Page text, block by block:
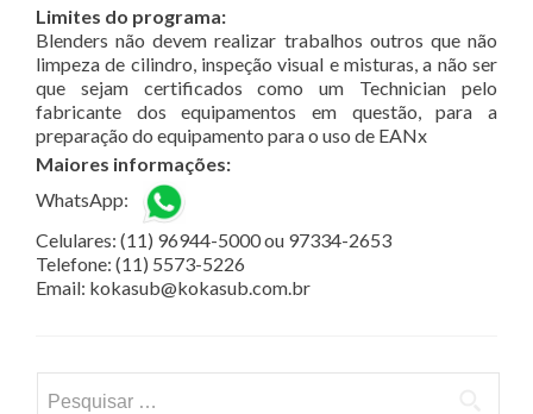
Limites do programa:
Blenders não devem realizar trabalhos outros que não
limpeza de cilindro, inspeção visual e misturas, a não ser
que sejam certificados como um Technician pelo
fabricante dos equipamentos em questão, para a
preparação do equipamento para o uso de EANx
Maiores informações:
WhatsApp:
Celulares: (11) 96944-5000 ou 97334-2653
Telefone: (11) 5573-5226
Email: kokasub@kokasub.com.br